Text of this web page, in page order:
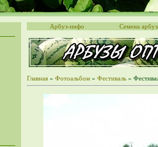
Арбуз-инфо Семена
Главная » Фотоальбом » Фестиваль »